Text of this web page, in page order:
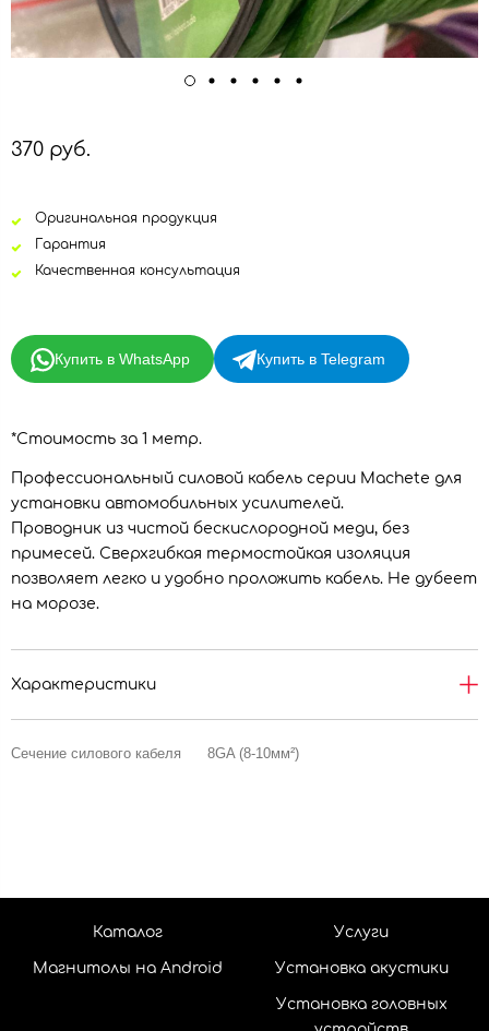
370 руб.
Оригинальная продукция
Гарантия
Качественная консультация
Купить в WhatsApp Купить в Telegram
*Стоимость за 1 метр.
Профессиональный силовой кабель серии Machete для
установки автомобильных усилителей.
Проводник из чистой бескислородной меди, без
примесей. Сверхгибкая термостойкая изоляция
позволяет легко и удобно проложить кабель. Не дубеет
на морозе.
Характеристики
Сечение силового кабеля 8GA (8-10мм²)
Каталог
Магнитолы на Android
Услуги
Установка акустики
Установка головных